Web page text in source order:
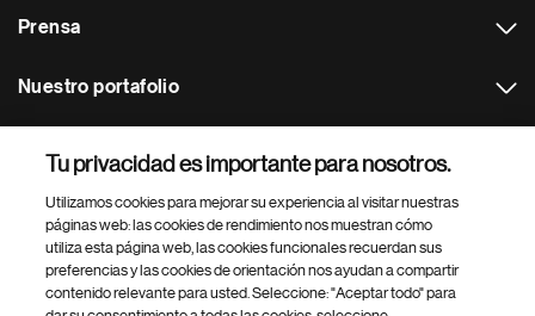
Prensa
Nuestro portafolio
Footer Site Search
Tu privacidad es importante para nosotros.
Utilizamos cookies para mejorar su experiencia al visitar nuestras
páginas web: las cookies de rendimiento nos muestran cómo
utiliza esta página web, las cookies funcionales recuerdan sus
preferencias y las cookies de orientación nos ayudan a compartir
contenido relevante para usted. Seleccione: "Aceptar todo" para